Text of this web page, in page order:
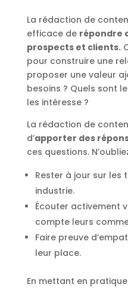
La rédaction de
efficace de répondre
prospects et clients.
pour construire une
proposer une valeur
besoins ? Quels sont
les intéresse ?
La rédaction de
d’apporter des
ces questions.
Rester à jour sur les
industrie.
Écouter activement
compte leurs
Faire preuve
leur place.
En mettant en